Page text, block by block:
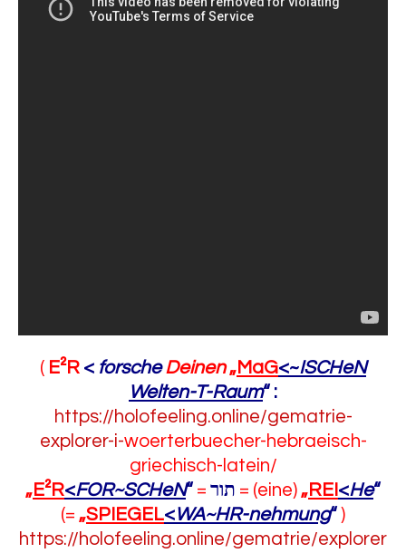
( E²R < forsche Deinen„MaG<~ISCHeN
Welten-T-Raum“ :
https://holofeeling.online/gematrie-
explorer-i-woerterbuecher-hebraeisch-
griechisch-latein/
„E²R<FOR~SCHeN“ = תור = (eine) „REI <He“
(= „SPIEGEL<WA~HR-nehmung“ )
https://holofeeling.online/gematrie/explorer